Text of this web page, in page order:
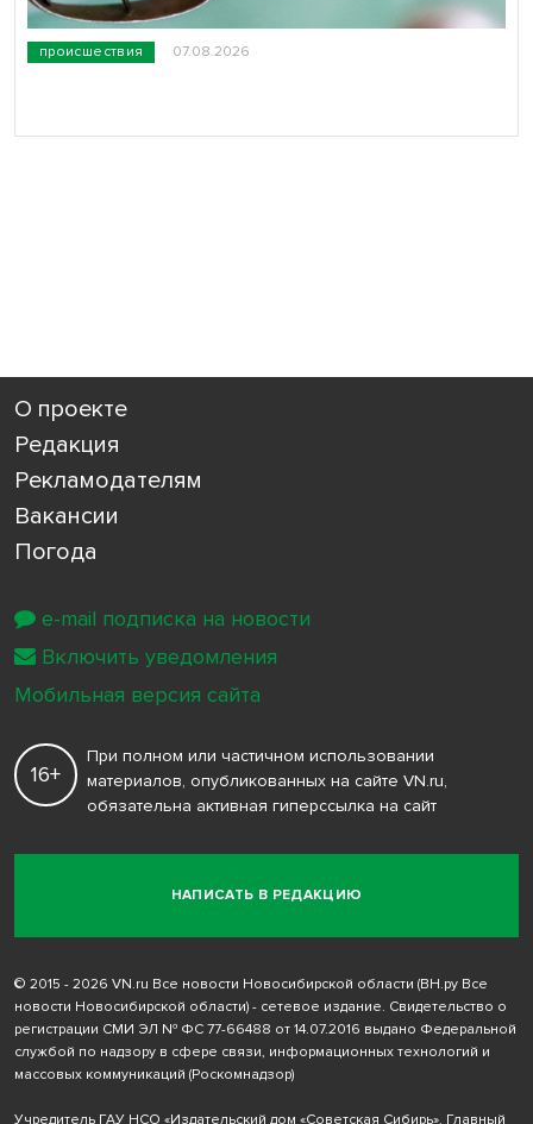
происшествия 07.08.2026
О проекте
Редакция
Рекламодателям
Вакансии
Погода
НАПИСАТЬ В РЕДАКЦИЮ
16+
При полном или частичном использовании
материалов, опубликованных на сайте VN.ru,
обязательна активная гиперссылка на сайт
© 2015 - 2026 VN.ru Все новости Новосибирской области (ВН.ру Все
новости Новосибирской области) - сетевое издание. Свидетельство о
регистрации СМИ ЭЛ № ФС 77-66488 от 14.07.2016 выдано Федеральной
службой по надзору в сфере связи, информационных технологий и
массовых коммуникаций (Роскомнадзор)
Учредитель ГАУ НСО «Издательский дом «Советская Сибирь». Главный
e-mail подписка на новости
Включить уведомления
Мобильная версия сайта